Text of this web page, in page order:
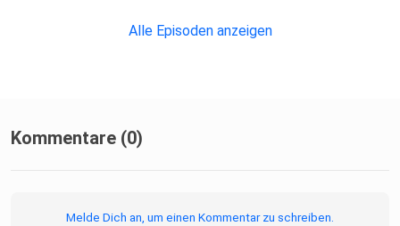
Alle Episoden anzeigen
Kommentare (0)
Melde Dich an, um einen Kommentar zu schreiben.